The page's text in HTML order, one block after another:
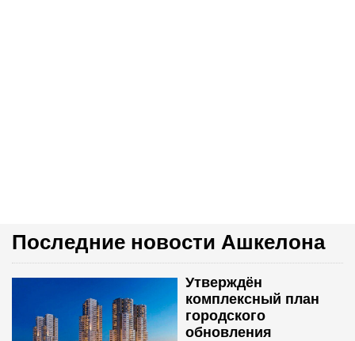
Последние новости Ашкелона
Утверждён
комплексный план
городского
обновления